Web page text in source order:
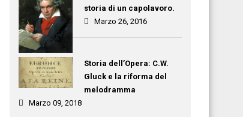
storia di un capolavoro.
Marzo 26, 2016
Storia dell’Opera: C.W.
Gluck e la riforma del
melodramma
Marzo 09, 2018